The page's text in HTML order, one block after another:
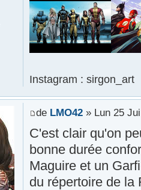
Instagram : sirgon_art
de LMO42» Lun 25
C'est clair qu'on
bonne durée
Maguire et un
du répertoire de la